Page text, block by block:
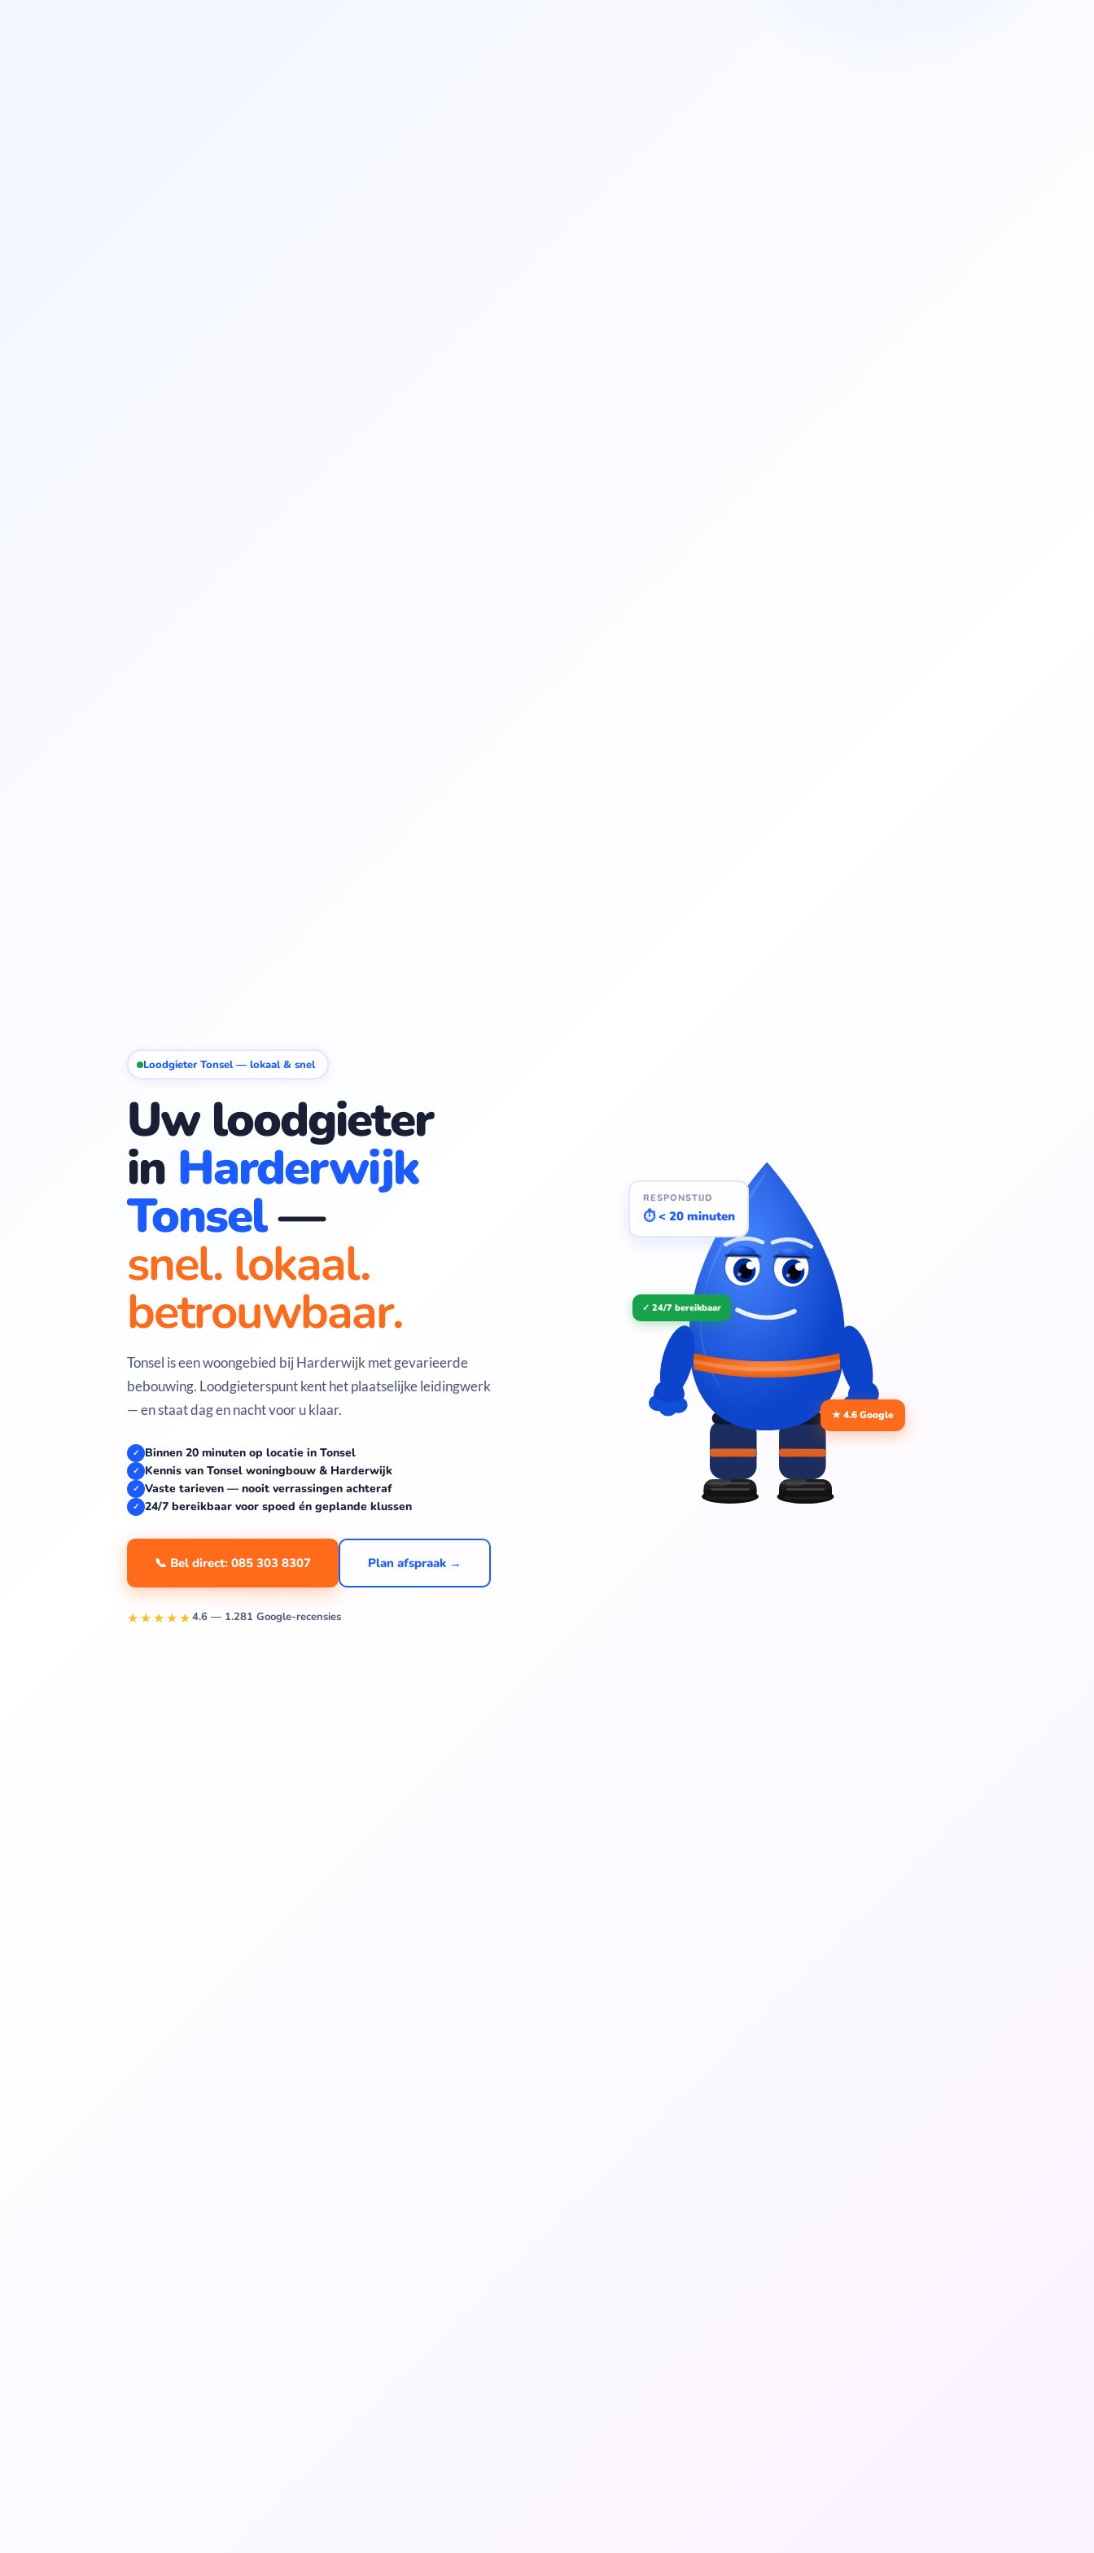
Loodgieter Tonsel — lokaal & snel
Uw loodgieter
in Harderwijk
Tonsel—
snel. lokaal.
betrouwbaar.
Tonsel is een woongebied bij Harderwijk met gevarieerde
bebouwing. Loodgieterspunt kent het plaatselijke leidingwerk
— en staat dag en nacht voor u klaar.
✓ Binnen 20 minuten op locatie in Tonsel
✓ Kennis van Tonsel woningbouw & Harderwijk
✓ Vaste tarieven — nooit verrassingen achteraf
✓ 24/7 bereikbaar voor spoed én geplande klussen
📞 Bel direct: 085 303 8307 Plan afspraak →
★★★★★4.6 — 1.281 Google-recensies
RESPONSTIJD
⏱ < 20 minuten
★ 4.6 Google
✓ 24/7 bereikbaar